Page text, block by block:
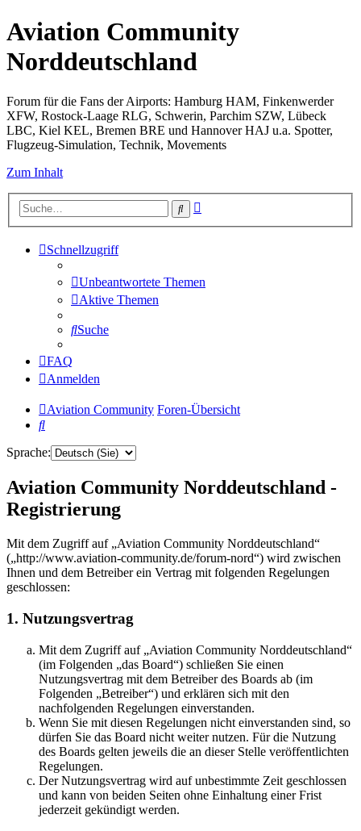
Aviation Community
Norddeutschland
Forum für die Fans der Airports: Hamburg HAM, Finkenwerder
XFW, Rostock-Laage RLG, Schwerin, Parchim SZW, Lübeck
LBC, Kiel KEL, Bremen BRE und Hannover HAJ u.a. Spotter,
Flugzeug-Simulation, Technik, Movements
Zum Inhalt
Suche
Schnellzugriff
Unbeantwortete Themen
Aktive Themen
Suche
FAQ
Anmelden
Aviation Community Foren-Übersicht
Suche
Sprache:
Aviation Community Norddeutschland -
Registrierung
Mit dem Zugriff auf „Aviation Community Norddeutschland“
(„http://www.aviation-community.de/forum-nord“) wird zwischen
Ihnen und dem Betreiber ein Vertrag mit folgenden Regelungen
geschlossen:
1. Nutzungsvertrag
Mit dem Zugriff auf „Aviation Community Norddeutschland“
(im Folgenden „das Board“) schließen Sie einen
Nutzungsvertrag mit dem Betreiber des Boards ab (im
Folgenden „Betreiber“) und erklären sich mit den
nachfolgenden Regelungen einverstanden.
Wenn Sie mit diesen Regelungen nicht einverstanden sind, so
dürfen Sie das Board nicht weiter nutzen. Für die Nutzung
des Boards gelten jeweils die an dieser Stelle veröffentlichten
Regelungen.
Der Nutzungsvertrag wird auf unbestimmte Zeit geschlossen
und kann von beiden Seiten ohne Einhaltung einer Frist
jederzeit gekündigt werden.